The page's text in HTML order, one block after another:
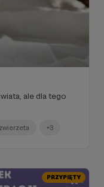
ale dla tego
zwierzeta +3
PRZYPIĘTY